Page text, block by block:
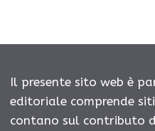
Il presente sito web è
editoriale comprende
contano sul contributo